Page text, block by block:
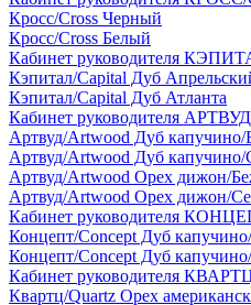
Кросс/Cross Черный
Кросс/Cross Белый
Кабинет руководителя
Кэпитал/Capital Дуб
Кэпитал/Capital Дуб Атланта
Кабинет руководителя
Артвуд/Artwood Дуб
Артвуд/Artwood Дуб
Артвуд/Artwood Орех дижон/
Артвуд/Artwood Орех дижон/
Кабинет руководителя
Концепт/Concept Дуб
Концепт/Concept Дуб
Кабинет руководителя
Квартц/Quartz Орех